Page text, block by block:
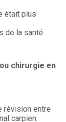
de la santé
chirurgie en